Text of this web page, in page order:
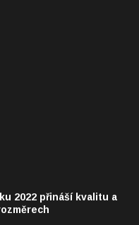
2022 přináší kvalitu a